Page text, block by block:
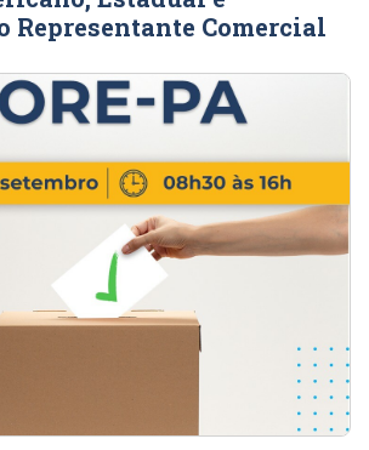
Comercial